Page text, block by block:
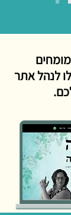
לנהל אתר